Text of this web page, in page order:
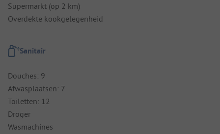
Supermarkt (op 2 km)
Overdekte kookgelegenheid
Sanitair
Douches: 9
Afwasplaatsen: 7
Toiletten: 12
Droger
Wasmachines